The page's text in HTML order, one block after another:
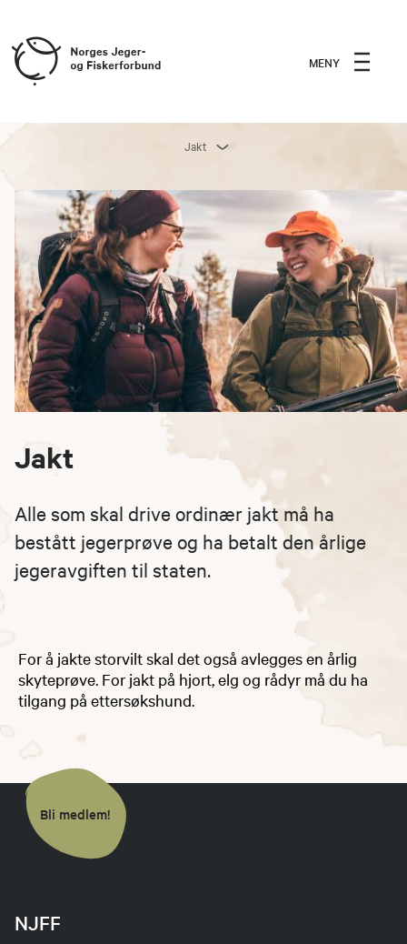
MENY
Jakt
Jakt
Alle som skal drive ordinær jakt må ha
bestått jegerprøve og ha betalt den årlige
jegeravgiften til staten.
For å jakte storvilt skal det også avlegges en årlig
skyteprøve. For jakt på hjort, elg og rådyr må du ha
tilgang på ettersøkshund.
Bli medlem!
NJFF